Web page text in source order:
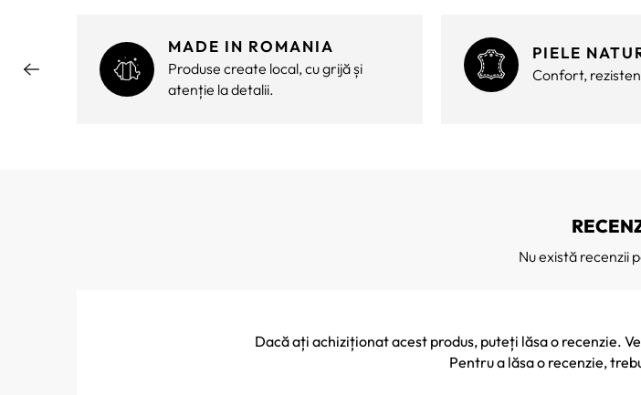
MADE IN ROMANIA
Produse create local, cu grijă și
atenție la detalii.
PIELE
Confort,
Nu există recenzii
Dacă ați achiziționat acest produs, puteți lăsa o recenzie.
Pentru a lăsa o recenzie,